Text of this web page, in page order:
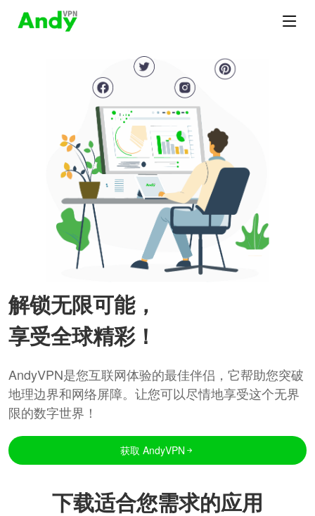
解锁无限可能，
享受全球精彩！
AndyVPN是您互联网体验的最佳伴侣，它帮助您突破
地理边界和网络屏障。让您可以尽情地享受这个无界
限的数字世界！
获取 AndyVPN
下载适合您需求的应用